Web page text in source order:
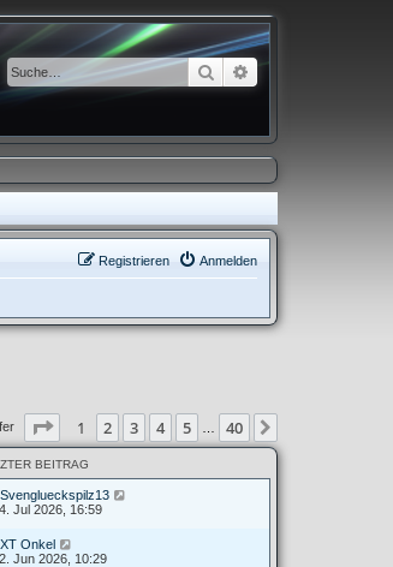
Suche Erweiterte Suche
Anmelden
Registrieren
Seite von40
1 2 3 4 5 40
BEITRAG
Svenglueckspilz13
Jul 2026, 16:59
XT Onkel
Jun 2026, 10:29